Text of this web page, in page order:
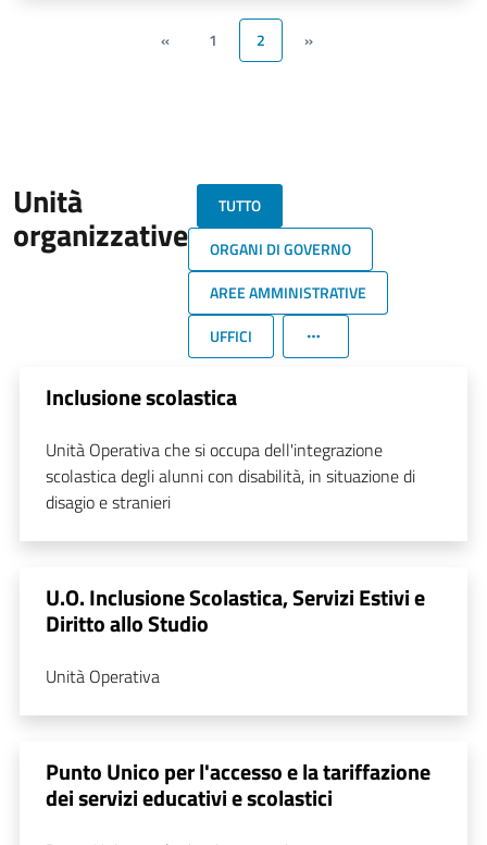
« 1 2 »
Unità
organizzative
TUTTO
ORGANI DI GOVERNO
AREE AMMINISTRATIVE
UFFICI
Inclusione scolastica
Unità Operativa che si occupa dell'integrazione
scolastica degli alunni con disabilità, in situazione di
disagio e stranieri
U.O. Inclusione Scolastica, Servizi Estivi e
Diritto allo Studio
Unità Operativa
Punto Unico per l'accesso e la tariffazione
dei servizi educativi e scolastici